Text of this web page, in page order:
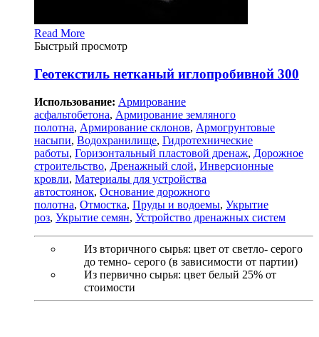
Read More
Быстрый просмотр
Геотекстиль нетканый иглопробивной 300
Использование: Армирование
асфальтобетона, Армирование земляного
полотна, Армирование склонов, Армогрунтовые
насыпи, Водохранилище, Гидротехнические
работы, Горизонтальный пластовой дренаж, Дорожное
строительство, Дренажный слой, Инверсионные
кровли, Материалы для устройства
автостоянок, Основание дорожного
полотна, Отмостка, Пруды и водоемы, Укрытие
роз, Укрытие семян, Устройство дренажных систем
Из вторичного сырья: цвет от светло- серого
до темно- серого (в зависимости от партии)
Из первично сырья: цвет белый 25% от
стоимости